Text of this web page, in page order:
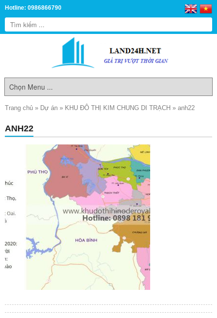
Hotline: 0986866790
Trang chủ » Dự án » KHU ĐÔ THỊ KIM CHUNG DI TRẠCH » anh22
ANH22